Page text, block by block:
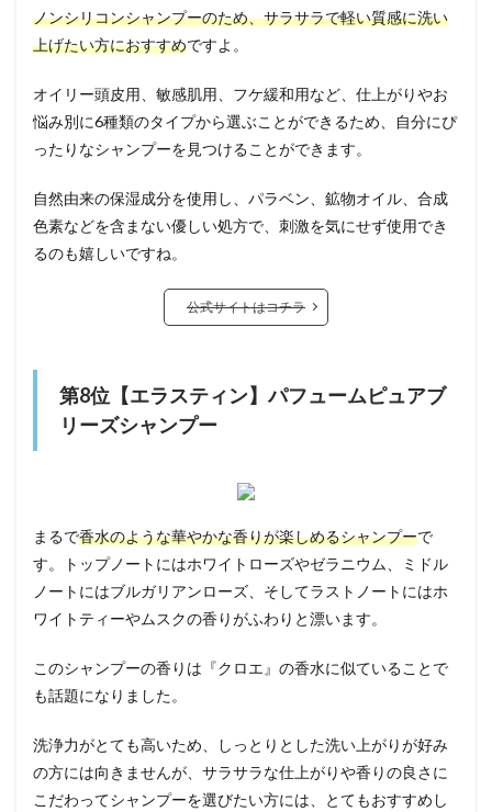
ノンシリコンシャンプーのため、サラサラで軽い質感に洗い
上げたい方におすすめですよ。
オイリー頭皮用、敏感肌用、フケ緩和用など、仕上がりやお
悩み別に6種類のタイプから選ぶことができるため、自分にぴ
ったりなシャンプーを見つけることができます。
自然由来の保湿成分を使用し、パラベン、鉱物オイル、合成
色素などを含まない優しい処方で、刺激を気にせず使用でき
るのも嬉しいですね。
公式サイトはコチラ
第8位【エラスティン】パフュームピュアブ
リーズシャンプー
まるで香水のような華やかな香りが楽しめるシャンプーで
す。トップノートにはホワイトローズやゼラニウム、ミドル
ノートにはブルガリアンローズ、そしてラストノートにはホ
ワイトティーやムスクの香りがふわりと漂います。
このシャンプーの香りは『クロエ』の香水に似ていることで
も話題になりました。
洗浄力がとても高いため、しっとりとした洗い上がりが好み
の方には向きませんが、サラサラな仕上がりや香りの良さに
こだわってシャンプーを選びたい方には、とてもおすすめし